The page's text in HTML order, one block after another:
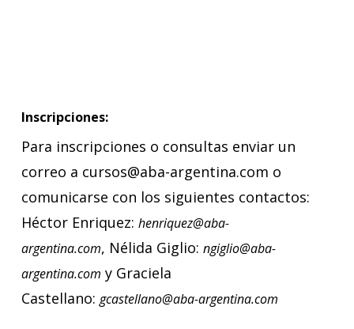
Inscripciones:
Para inscripciones o consultas enviar un
correo a cursos@aba-argentina.com o
comunicarse con los siguientes contactos:
Héctor Enriquez: henriquez@aba-
argentina.com, Nélida Giglio: ngiglio@aba-
argentina.com y Graciela
Castellano: gcastellano@aba-argentina.com